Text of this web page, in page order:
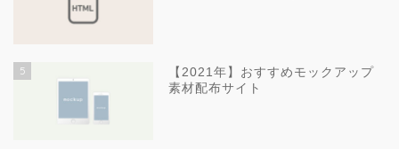
5
【2021年】おすすめモックアップ
素材配布サイト